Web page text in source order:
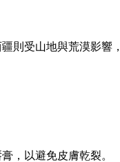
則受山地與荒漠影響
，以避免皮膚乾裂。